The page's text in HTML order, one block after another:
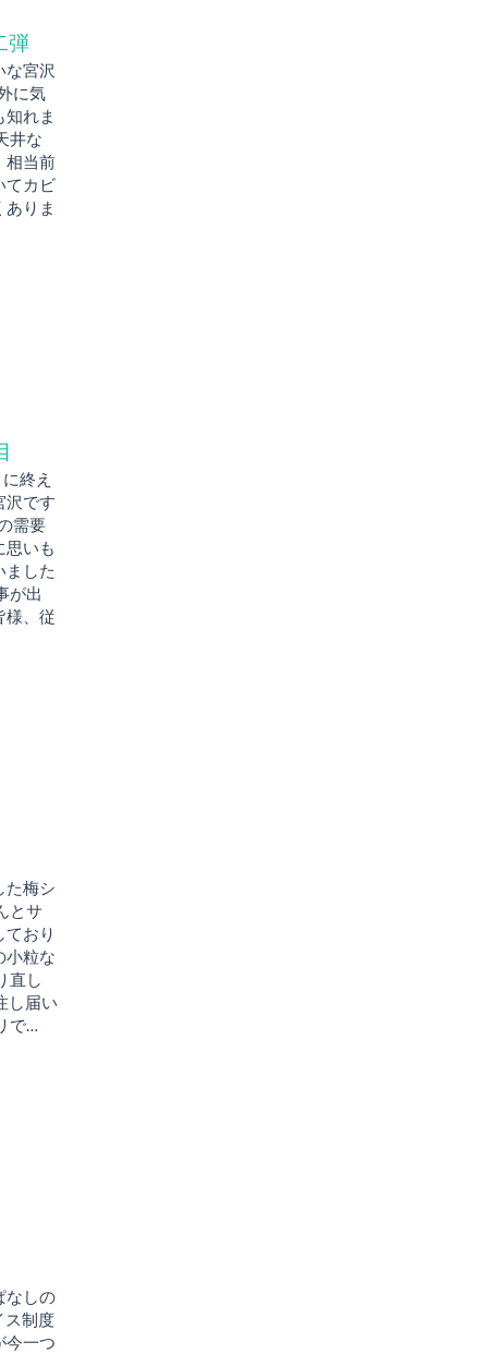
弾
な宮沢
に気
れま
井な
相当前
てカビ
りま
終え
沢です
需要
思いも
ました
が出
様、従
た梅シ
とサ
おり
小粒な
直し
し届い
で…
なしの
ス制度
今一つ